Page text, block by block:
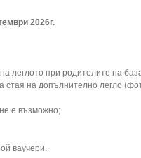
2026г.
леглото при родителите на
стая на допълнително легло
е възможно;
ваучери.